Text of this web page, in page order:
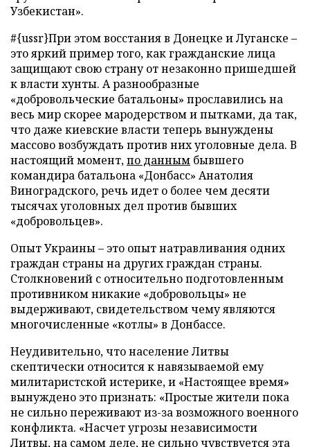
Узбекистан».
#{ussr}При этом восстания в Донецке и Луганске –
это яркий пример того, как гражданские лица
защищают свою страну от незаконно пришедшей
к власти хунты. А разнообразные
«добровольческие батальоны» прославились на
весь мир скорее мародерством и пытками, да так,
что даже киевские власти теперь вынуждены
массово возбуждать против них уголовные дела. В
настоящий момент,по данным бывшего
командира батальона «Донбасс» Анатолия
Виноградского, речь идет о более чем десяти
тысячах уголовных дел против бывших
«добровольцев».
Опыт Украины – это опыт натравливания одних
граждан страны на других граждан страны.
Столкновений с относительно подготовленным
противником никакие «добровольцы» не
выдерживают, свидетельством чему являются
многочисленные «котлы» в Донбассе.
Неудивительно, что население Литвы
скептически относится к навязываемой ему
милитаристской истерике, и «Настоящее время»
вынуждено это признать: «Простые жители пока
не сильно переживают из-за возможного военного
конфликта. «Насчет угрозы независимости
Литвы, на самом деле, не сильно чувствуется эта